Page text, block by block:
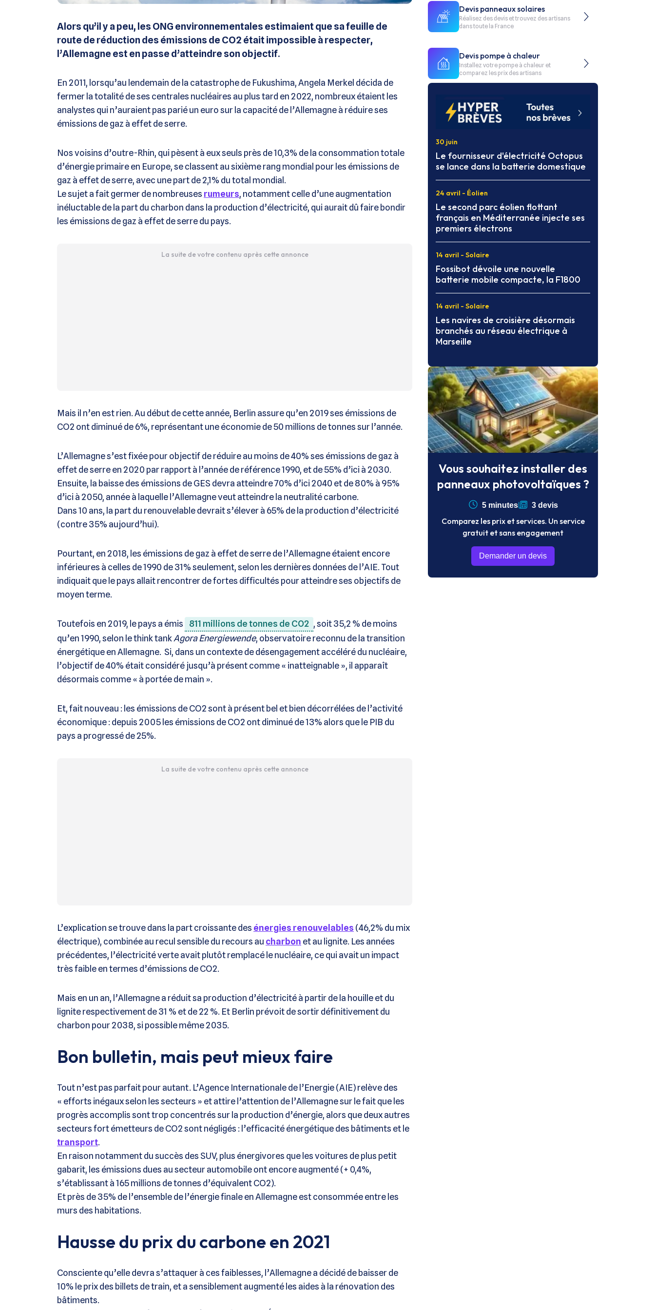
Alors qu’il y a peu, les ONG environnementales estimaient que sa feuille de
route de réduction des émissions de CO2 était impossible à respecter,
l’Allemagne est en passe d’atteindre son objectif.
En 2011, lorsqu’au lendemain de la catastrophe de Fukushima, Angela Merkel décida de
fermer la totalité de ses centrales nucléaires au plus tard en 2022, nombreux étaient les
analystes qui n’auraient pas parié un euro sur la capacité de l’Allemagne à réduire ses
émissions de gaz à effet de serre.
Nos voisins d’outre-Rhin, qui pèsent à eux seuls près de 10,3% de la consommation totale
d’énergie primaire en Europe, se classent au sixième rang mondial pour les émissions de
gaz à effet de serre, avec une part de 2,1% du total mondial.
Le sujet a fait germer de nombreuses rumeurs, notamment celle d’une augmentation
inéluctable de la part du charbon dans la production d’électricité, qui aurait dû faire bondir
les émissions de gaz à effet de serre du pays.
La suite de votre contenu après cette annonce
Mais il n’en est rien. Au début de cette année, Berlin assure qu’en 2019 ses émissions de
CO2 ont diminué de 6%, représentant une économie de 50 millions de tonnes sur l’année.
L’Allemagne s’est fixée pour objectif de réduire au moins de 40% ses émissions de gaz à
effet de serre en 2020 par rapport à l’année de référence 1990, et de 55% d’ici à 2030.
Ensuite, la baisse des émissions de GES devra atteindre 70% d’ici 2040 et de 80% à 95%
d’ici à 2050, année à laquelle l’Allemagne veut atteindre la neutralité carbone.
Dans 10 ans, la part du renouvelable devrait s’élever à 65% de la production d’électricité
(contre 35% aujourd’hui).
Pourtant, en 2018, les émissions de gaz à effet de serre de l’Allemagne étaient encore
inférieures à celles de 1990 de 31% seulement, selon les dernières données de l’AIE. Tout
indiquait que le pays allait rencontrer de fortes difficultés pour atteindre ses objectifs de
moyen terme.
Toutefois en 2019, le pays a émis 811 millions de tonnes de CO2 , soit 35,2 % de moins
qu’en 1990, selon le think tankAgora Energiewende, observatoire reconnu de la transition
énergétique en Allemagne. Si, dans un contexte de désengagement accéléré du nucléaire,
l’objectif de 40% était considéré jusqu’à présent comme « inatteignable », il apparaît
désormais comme « à portée de main ».
Et, fait nouveau : les émissions de CO2 sont à présent bel et bien décorrélées de l’activité
économique : depuis 2005 les émissions de CO2 ont diminué de 13% alors que le PIB du
pays a progressé de 25%.
La suite de votre contenu après cette annonce
L’explication se trouve dans la part croissante des énergies renouvelables (46,2% du mix
électrique), combinée au recul sensible du recours au charbon et au lignite. Les années
précédentes, l’électricité verte avait plutôt remplacé le nucléaire, ce qui avait un impact
très faible en termes d’émissions de CO2.
Mais en un an, l’Allemagne a réduit sa production d’électricité à partir de la houille et du
lignite respectivement de 31 % et de 22 %. Et Berlin prévoit de sortir définitivement du
charbon pour 2038, si possible même 2035.
Bon bulletin, mais peut mieux faire
Tout n’est pas parfait pour autant. L’Agence Internationale de l’Energie (AIE) relève des
« efforts inégaux selon les secteurs » et attire l’attention de l’Allemagne sur le fait que les
progrès accomplis sont trop concentrés sur la production d’énergie, alors que deux autres
secteurs fort émetteurs de CO2 sont négligés : l’efficacité énergétique des bâtiments et le
transport.
En raison notamment du succès des SUV, plus énergivores que les voitures de plus petit
gabarit, les émissions dues au secteur automobile ont encore augmenté (+ 0,4%,
s’établissant à 165 millions de tonnes d’équivalent CO2).
Et près de 35% de l’ensemble de l’énergie finale en Allemagne est consommée entre les
murs des habitations.
Hausse du prix du carbone en 2021
Consciente qu’elle devra s’attaquer à ces faiblesses, l’Allemagne a décidé de baisser de
10% le prix des billets de train, et a sensiblement augmenté les aides à la rénovation des
bâtiments.
Devis panneaux solaires
Réalisez des devis et trouvez des artisans
dans toute la France
Devis pompe à chaleur
Installez votre pompe à chaleur et
comparez les prix des artisans
30 juin
Le fournisseur d'électricité Octopus
se lance dans la batterie domestique
24 avril - Éolien
Le second parc éolien flottant
français en Méditerranée injecte ses
premiers électrons
14 avril - Solaire
Fossibot dévoile une nouvelle
batterie mobile compacte, la F1800
14 avril - Solaire
Les navires de croisière désormais
branchés au réseau électrique à
Marseille
Vous souhaitez installer des
panneaux photovoltaïques ?
5 minutes 3 devis
Comparez les prix et services. Un service
gratuit et sans engagement
Demander un devis